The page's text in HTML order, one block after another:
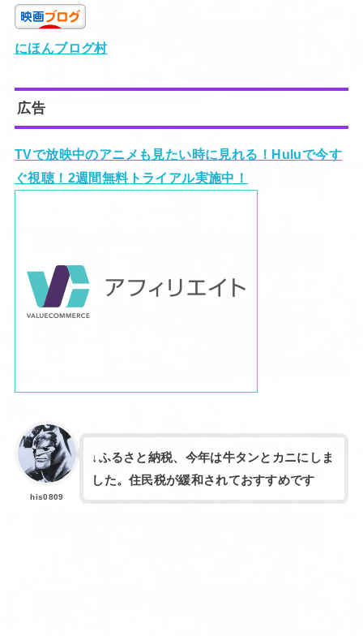
にほんブログ村
広告
TVで放映中のアニメも見たい時に見れる！Huluで今す
ぐ視聴！2週間無料トライアル実施中！
his0809
↓ふるさと納税、今年は牛タンとカニにしま
した。住民税が緩和されておすすめです